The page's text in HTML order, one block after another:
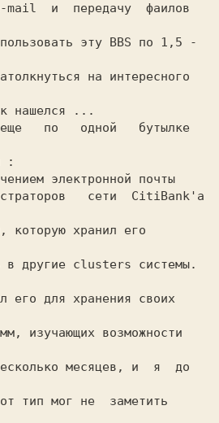
mail  и  передачу  фаилов
эту BBS по 1,5 -
на интересного
нашелся ...
:
электронной почты
сети  CitiBank'а
которую хранил его
в другие clusters системы.
его для хранения своих
изучающих возможности
месяцев, и  я  до
тип мог не  заметить